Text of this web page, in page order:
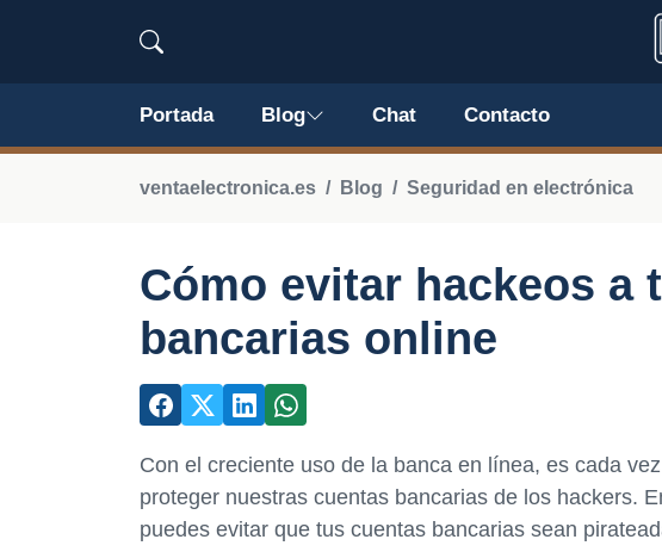
Portada Blog Chat Contacto
ventaelectronica.es Blog Seguridad en electrónica
Cómo evitar hackeos a
bancarias online
Con el creciente uso de la banca en línea, es cada
proteger nuestras cuentas bancarias de los hackers.
puedes evitar que tus cuentas bancarias sean